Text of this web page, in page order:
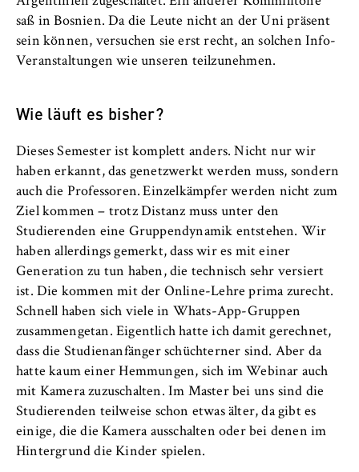
saß in Bosnien. Da die Leute nicht an der Uni präsent
sein können, versuchen sie erst recht, an solchen Info-
Veranstaltungen wie unseren teilzunehmen.
Wie läuft es bisher?
Dieses Semester ist komplett anders. Nicht nur wir
haben erkannt, das genetzwerkt werden muss, sondern
auch die Professoren. Einzelkämpfer werden nicht zum
Ziel kommen – trotz Distanz muss unter den
Studierenden eine Gruppendynamik entstehen. Wir
haben allerdings gemerkt, dass wir es mit einer
Generation zu tun haben, die technisch sehr versiert
ist. Die kommen mit der Online-Lehre prima zurecht.
Schnell haben sich viele in Whats-App-Gruppen
zusammengetan. Eigentlich hatte ich damit gerechnet,
dass die Studienanfänger schüchterner sind. Aber da
hatte kaum einer Hemmungen, sich im Webinar auch
mit Kamera zuzuschalten. Im Master bei uns sind die
Studierenden teilweise schon etwas älter, da gibt es
einige, die die Kamera ausschalten oder bei denen im
Hintergrund die Kinder spielen.